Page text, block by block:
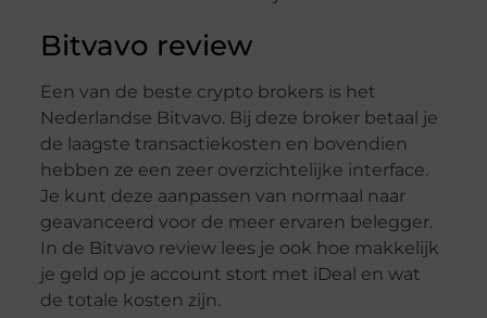
Bitvavo review
Een van de beste crypto brokers is het
Nederlandse Bitvavo. Bij deze broker betaal je
de laagste transactiekosten en bovendien
hebben ze een zeer overzichtelijke interface.
Je kunt deze aanpassen van normaal naar
geavanceerd voor de meer ervaren belegger.
In de Bitvavo review lees je ook hoe makkelijk
je geld op je account stort met iDeal en wat
de totale kosten zijn.